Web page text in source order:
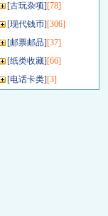
[古玩杂项][78]
[现代钱币][306]
[邮票邮品][37]
[纸类收藏][66]
[电话卡类][3]